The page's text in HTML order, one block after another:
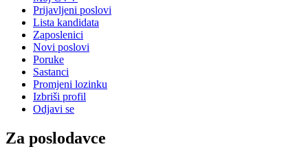
Prijavljeni poslovi
Lista kandidata
Zaposlenici
Novi poslovi
Poruke
Sastanci
Promjeni lozinku
Izbriši profil
Odjavi se
Za poslodavce